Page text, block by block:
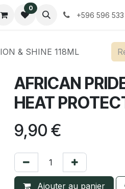
0
+596 596 533
& SHINE 118ML
AFRICAN
HEAT
9,90 €
Ajouter au panier